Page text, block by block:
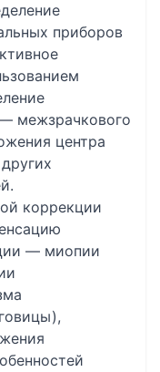
приборов
межзрачкового
центра
коррекции
— миопии